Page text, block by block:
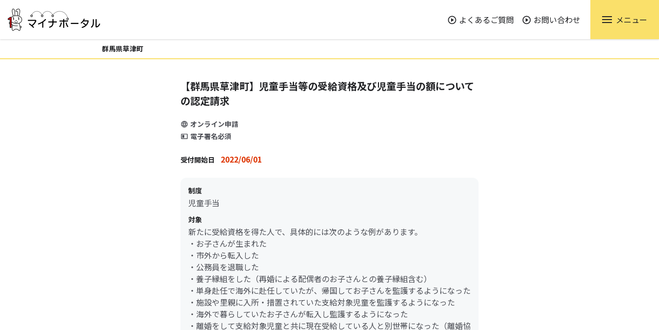
よくあるご質問 お問い合わせ メニュー
群馬県草津町
【群馬県草津町】児童手当等の受給資格及び児童手当の額について
の認定請求
オンライン申請
電子署名必須
受付開始日 2022/06/01
制度
児童手当
対象
新たに受給資格を得た人で、具体的には次のような例があります。
・お子さんが生まれた
・市外から転入した
・公務員を退職した
・養子縁組をした（再婚による配偶者のお子さんとの養子縁組含む）
・単身赴任で海外に赴任していたが、帰国してお子さんを監護するようになった
・施設や里親に入所・措置されていた支給対象児童を監護するようになった
・海外で暮らしていたお子さんが転入し監護するようになった
・離婚をして支給対象児童と共に現在受給している人と別世帯になった（離婚協